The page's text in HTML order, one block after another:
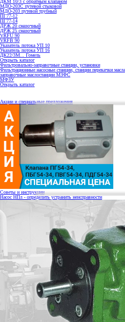
МДО-203С путевой стыковой
МДО-203 путевой трубный
ПГ77-12
ПГ77-14
ДРЖ 20 смазочный
ДРЖ 25 смазочный
VRFU 90
VRFВ 90
Указатель потока УП 10
Указатель потока УП 16
ДК22/3М... Гомель
Открыть каталог
Фильтровально-заправочные станции, установки
Фильтрационные насосные станции, станции перекачки масла,
заправочные маслостанции МЗФС
МФЗУ
Открыть каталог
Акции и специальные предложения
Советы и инструкции
Насос НПл - определить устранить неисправности